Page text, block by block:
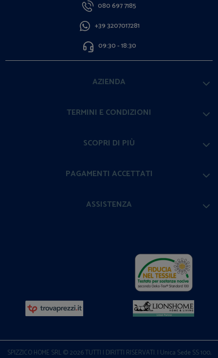
080 697 7185
+39 3207017281
09:30 - 18:30
AZIENDA
TERMINI E CONDIZIONI
SCOPRI DI PIÙ
PAGAMENTI ACCETTATI
ASSISTENZA
SPIZZICO HOME SRL © 2026 TUTTI I DIRITTI RISERVATI. | Unica Sede SS 100,